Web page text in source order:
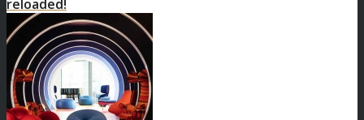
reloaded!